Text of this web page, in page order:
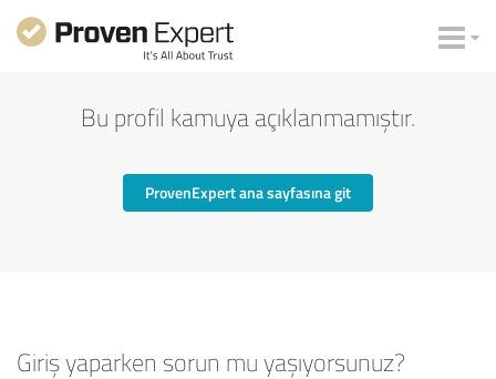
Bu profil kamuya açıklanmamıştır.
ProvenExpert ana sayfasına git
Giriş yaparken sorun mu yaşıyorsunuz?